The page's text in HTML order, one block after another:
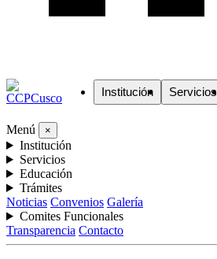
Institución Servicios
Menú ×
Institución
Servicios
Educación
Trámites
Noticias Convenios Galería
Comites Funcionales
Transparencia Contacto